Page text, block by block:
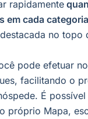
rapidamente
em cada categoria
no topo
pode efetuar
facilitando o
É
próprio Mapa,